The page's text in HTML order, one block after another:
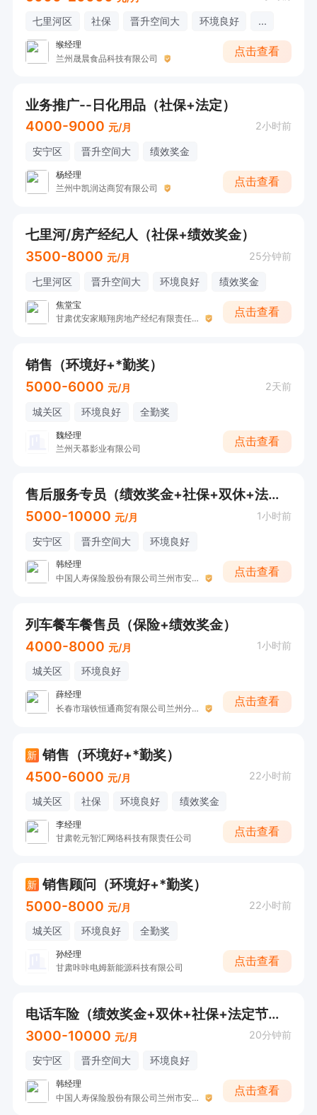
七里河区 社保 晋升空间大 环境良好 ...
缑经理
兰州晟晨食品科技有限公司
点击查看
业务推广--日化用品（社保+法定）
4000-9000 元/月 2小时前
安宁区 晋升空间大 绩效奖金
杨经理
兰州中凯润达商贸有限公司
点击查看
七里河/房产经纪人（社保+绩效奖金）
3500-8000 元/月 25分钟前
七里河区 晋升空间大 环境良好 绩效奖金
焦堂宝
甘肃优安家顺翔房地产经纪有限责任公司
点击查看
销售（环境好+*勤奖）
5000-6000 元/月 2天前
城关区 环境良好 全勤奖
魏经理
兰州天慕影业有限公司
点击查看
售后服务专员（绩效奖金+社保+双休+法定节假日）
5000-10000 元/月 1小时前
安宁区 晋升空间大 环境良好
韩经理
中国人寿保险股份有限公司兰州市安宁区支公司（韩）
点击查看
列车餐车餐售员（保险+绩效奖金）
4000-8000 元/月 1小时前
城关区 环境良好
薛经理
长春市瑞铁恒通商贸有限公司兰州分公司
点击查看
新 销售（环境好+*勤奖）
4500-6000 元/月 22小时前
城关区 社保 环境良好 绩效奖金
李经理
甘肃乾元智汇网络科技有限责任公司
点击查看
新 销售顾问（环境好+*勤奖）
5000-8000 元/月 22小时前
城关区 环境良好 全勤奖
孙经理
甘肃咔咔电姆新能源科技有限公司
点击查看
电话车险（绩效奖金+双休+社保+法定节假日）
3000-10000 元/月 20分钟前
安宁区 晋升空间大 环境良好
韩经理
中国人寿保险股份有限公司兰州市安宁区支公司（韩）
点击查看